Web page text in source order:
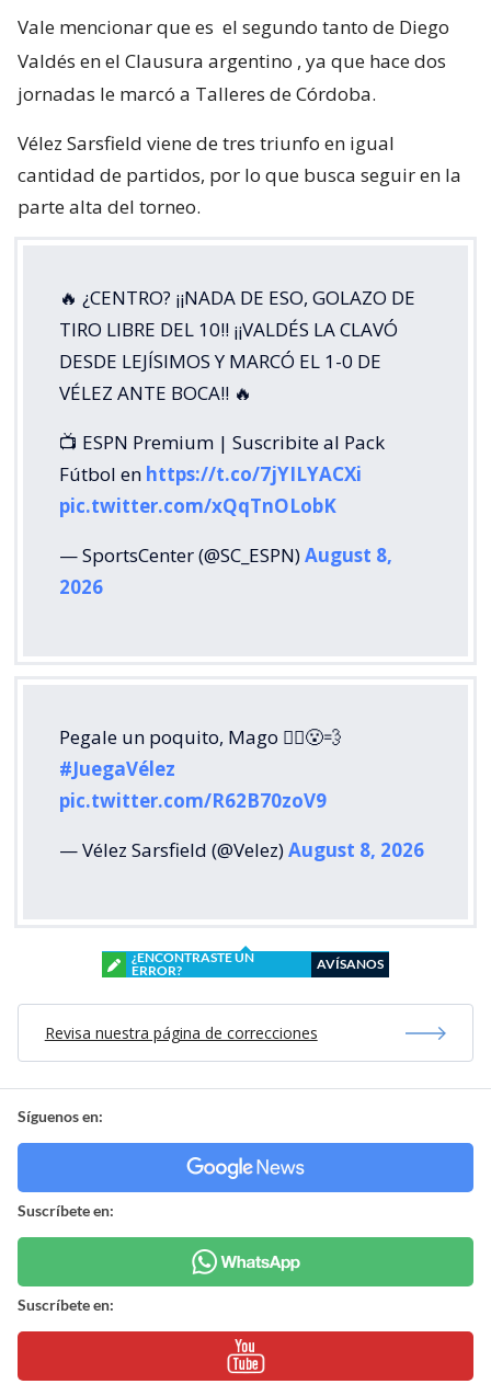
Vale mencionar que es el segundo tanto de Diego
Valdés en el Clausura argentino , ya que hace dos
jornadas le marcó a Talleres de Córdoba.
Vélez Sarsfield viene de tres triunfo en igual
cantidad de partidos, por lo que busca seguir en la
parte alta del torneo.
🔥 ¿CENTRO? ¡¡NADA DE ESO, GOLAZO DE
TIRO LIBRE DEL 10!! ¡¡VALDÉS LA CLAVÓ
DESDE LEJÍSIMOS Y MARCÓ EL 1-0 DE
VÉLEZ ANTE BOCA!! 🔥
📺 ESPN Premium | Suscribite al Pack
Fútbol en https://t.co/7jYILYACXi
pic.twitter.com/xQqTnOLobK
— SportsCenter (@SC_ESPN)August 8,
2026
Pegale un poquito, Mago 🧙‍♂️😮‍💨
#JuegaVélez
pic.twitter.com/R62B70zoV9
— Vélez Sarsfield (@Velez)August 8, 2026
¿ENCONTRASTE UN
ERROR?
AVÍSANOS
Revisa nuestra página de correcciones
Síguenos en:
Suscríbete en:
Suscríbete en: